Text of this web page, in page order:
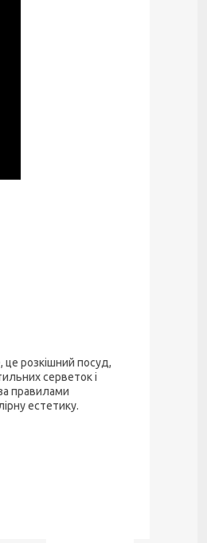
це розкішний посуд,
серветок і
правилами
естетику.